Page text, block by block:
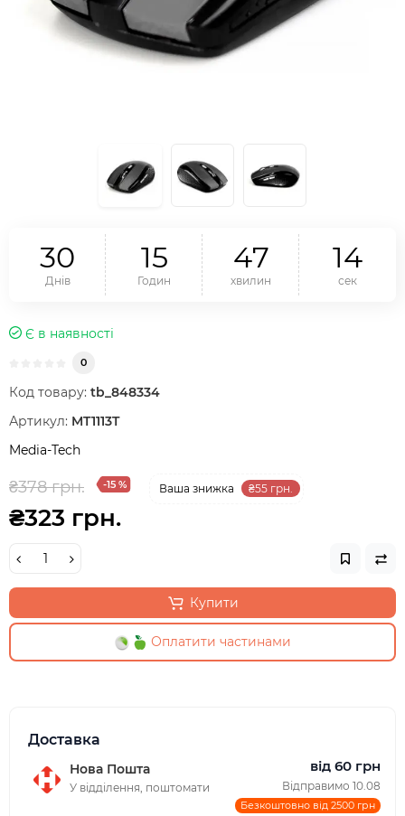
30
Днів
15
Годин
47
хвилин
13
сек
Є в наявності
0
Код товару: tb_848334
Артикул: MT1113T
Media-Tech
₴378 грн. -15 % Ваша знижка ₴55 грн.
₴323 грн.
Купити
Оплатити частинами
Доставка
Нова Пошта
У відділення, поштомати
від 60 грн
Відправимо 10.08
Безкоштовно від 2500 грн